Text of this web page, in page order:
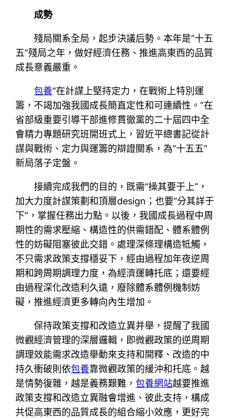
成勢
殘局關系全局，起步決議后勢。本年是“十五
五”殘局之年，做好經濟任務、推進高東西的品質
成長意義嚴重。
包養“在計謀上堅持定力，在戰術上特別運
籌，不竭加強我國成長簡直定性和可連續性。”在
省部級重要引導干部進修貫徹黨的二十屆四中全
會精力專題研究班開班式上，習近平總書記從計
謀與戰術、定力與運籌的辯證關系，為“十五五”
新局落子定盤。
接續完成我們的目的，既需“操其要于上”，
加大力度計謀策劃和頂層design；也要“分其詳于
下”，掌握任務出力點。以後，我國成長過程中周
期性的需求壓縮、構造性的供需錯配、體系體例
性的妨礙阻塞彼此交錯。處理深條理構造牴觸，
不只需求政策支撐穩妥下，經由過程加年夜逆周
期和跨周期調理力度，為經濟運轉托底；還要經
由過程深化改造利久遠，廢除體系體例機制妨
礙，推進經濟更多轉向內生增加。
保持政策支撐和改造立異并舉，提醒了我國
微觀經濟管理的深層邏輯，即微觀政策的逆周期
調理效能需求改造舉動來支持和開釋、改造的中
持久衝破則依包養靠微觀政策的緩沖和托底。越
是情勢復雜，越是義務艱難，包養網站越要推進
政策支撐和改造立異融會增進、彼此支持，構成
共促高東西的品質成長的組合縮小效應，更好完